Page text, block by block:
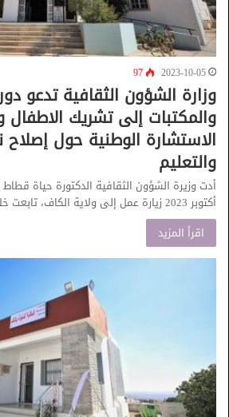
2023-10-05
97
وزارة الشؤون الثقافية تدعو
والمكتبات إلى تشريك الاطفال
الاستشارة الوطنية حول إصلاح
والتعليم
أكتوبر 2023 زيارة عمل إلى ولاية الكاف، تابعت خلالها…
اقرأ المزيد